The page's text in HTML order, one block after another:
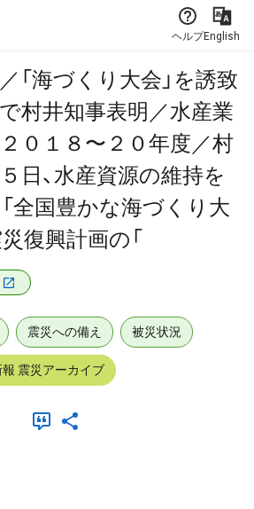
ヘルプEnglish
「海づくり大会」を誘致
村井知事表明／水産業
０１８〜２０年度／村
日、水産資源の維持を
全国豊かな海づくり大
復興計画の「
震災への備え 被災状況
震災アーカイブ